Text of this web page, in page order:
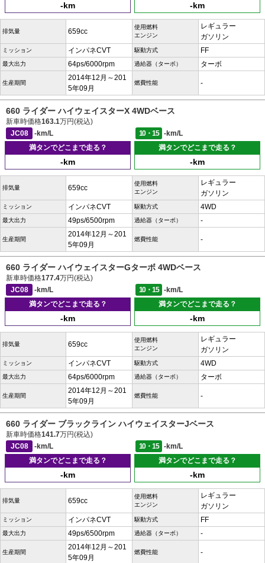
-km -km
排気量 659cc
使用燃料
エンジン
レギュラー
ガソリン
ミッション インパネCVT 駆動方式 FF
最大出力 64ps/6000rpm 過給器（ターボ） ターボ
生産期間
2014年12月～201
5年09月
燃費性能 -
660 ライダー ハイウェイスターX 4WDベース
新車時価格163.1万円(税込)
JC08
-km/L 10・15
-km/L
満タンでどこまで走る？
-km
満タンでどこまで走る？
-km
排気量 659cc
使用燃料
エンジン
レギュラー
ガソリン
ミッション インパネCVT 駆動方式 4WD
最大出力 49ps/6500rpm 過給器（ターボ） -
生産期間
2014年12月～201
5年09月
燃費性能 -
660 ライダー ハイウェイスターGターボ 4WDベース
新車時価格177.4万円(税込)
JC08
-km/L 10・15
-km/L
満タンでどこまで走る？
-km
満タンでどこまで走る？
-km
排気量 659cc
使用燃料
エンジン
レギュラー
ガソリン
ミッション インパネCVT 駆動方式 4WD
最大出力 64ps/6000rpm 過給器（ターボ） ターボ
生産期間
2014年12月～201
5年09月
燃費性能 -
660 ライダー ブラックライン ハイウェイスターJベース
新車時価格141.7万円(税込)
JC08
-km/L 10・15
-km/L
満タンでどこまで走る？
-km
満タンでどこまで走る？
-km
排気量 659cc
使用燃料
エンジン
レギュラー
ガソリン
ミッション インパネCVT 駆動方式 FF
最大出力 49ps/6500rpm 過給器（ターボ） -
生産期間
2014年12月～201
5年09月
燃費性能 -